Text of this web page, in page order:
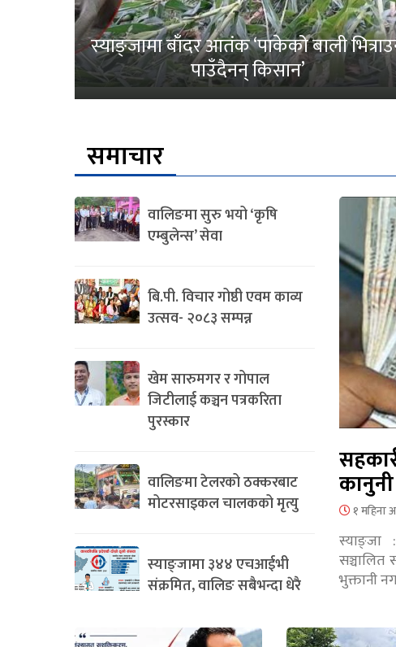
स्याङ्जामा बाँदर आतंक ‘पाकेको बाली
पाउँदैनन् किसान’
समाचार
वालिङमा सुरु भयो ‘कृषि
एम्बुलेन्स’ सेवा
बि.पी. विचार गोष्ठी एवम काव्य
उत्सव- २०८३ सम्पन्न
खेम सारुमगर र गोपाल
जिटीलाई कञ्चन पत्रकरिता
पुरस्कार
वालिङमा टेलरको ठक्करबाट
मोटरसाइकल चालकको मृत्यु
स्याङ्जामा ३४४ एचआईभी
संक्रमित, वालिङ सबैभन्दा धेरै
१ महिना
स्याङ्जा
भुक्तानी